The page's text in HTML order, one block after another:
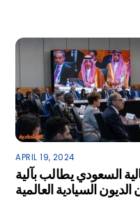
APRIL 19, 2024
السعودي يطالب بآلية
السيادية العالمية